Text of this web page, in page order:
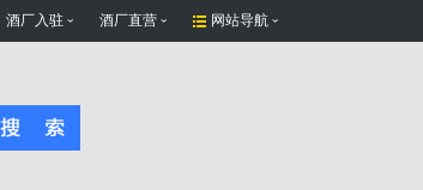
酒厂入驻 酒厂直营 网站导航